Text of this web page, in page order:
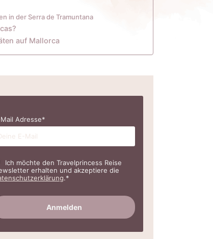
in der Serra de Tramuntana
auf Mallorca
Adresse*
Ich möchte den Travelprincess Reise
erhalten und akzeptiere die
.*